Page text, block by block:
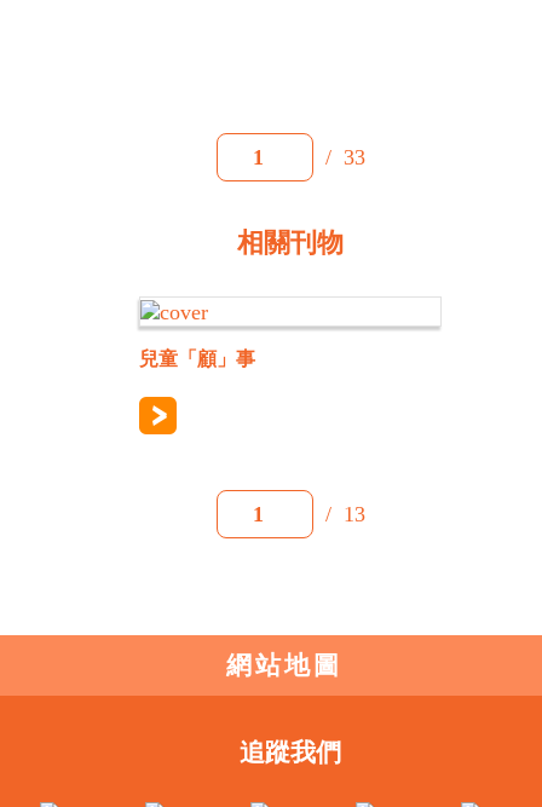
1 / 33
相關刊物
兒童「顧」事
1 / 13
網站地圖
追蹤我們